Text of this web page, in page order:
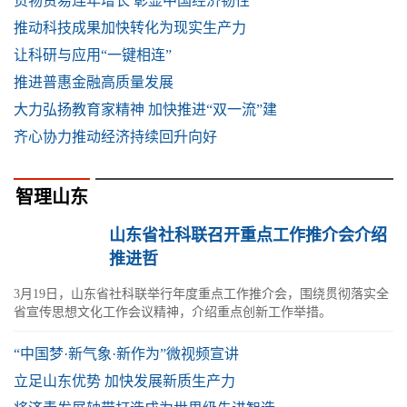
推动科技成果加快转化为现实生产力
让科研与应用“一键相连”
推进普惠金融高质量发展
大力弘扬教育家精神 加快推进“双一流”建
齐心协力推动经济持续回升向好
智理山东
山东省社科联召开重点工作推介会介绍
推进哲
3月19日，山东省社科联举行年度重点工作推介会，围绕贯彻落实全
省宣传思想文化工作会议精神，介绍重点创新工作举措。
“中国梦·新气象·新作为”微视频宣讲
立足山东优势 加快发展新质生产力